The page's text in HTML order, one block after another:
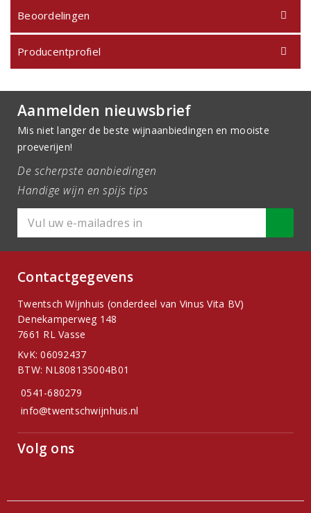
Beoordelingen
Producentprofiel
Aanmelden nieuwsbrief
Mis niet langer de beste wijnaanbiedingen en mooiste
proeverijen!
De scherpste aanbiedingen
Handige wijn en spijs tips
Contactgegevens
Twentsch Wijnhuis (onderdeel van Vinus Vita BV)
Denekamperweg 148
7661 RL Vasse
KvK: 06092437
BTW: NL808135004B01
0541-680279
info@twentschwijnhuis.nl
Volg ons